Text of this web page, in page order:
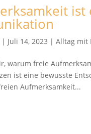
| Juli 14, 2023 |Alltag mit
warum freie
ist eine bewusste
Aufmerksamkeit...